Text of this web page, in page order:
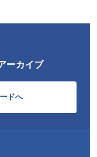
ーカイブ
ドへ